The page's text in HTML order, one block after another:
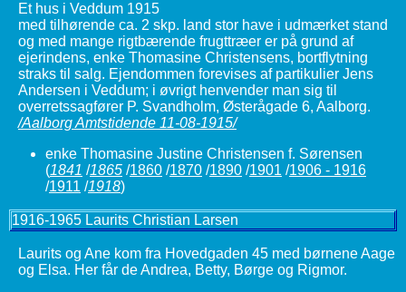
Et hus i Veddum 1915
med tilhørende ca. 2 skp. land stor have i udmærket stand
og med mange rigtbærende frugttræer er på grund af
ejerindens, enke Thomasine Christensens, bortflytning
straks til salg. Ejendommen forevises af partikulier Jens
Andersen i Veddum; i øvrigt henvender man sig til
overretssagfører P. Svandholm, Østerågade 6, Aalborg.
/Aalborg Amtstidende 11-08-1915/
enke Thomasine Justine Christensen f. Sørensen
(1841 /1865 /1860 /1870 /1890 /1901 /1906 - 1916
/1911 /1918)
1916-1965 Laurits Christian Larsen
Laurits og Ane kom fra Hovedgaden 45 med børnene Aage
og Elsa. Her får de Andrea, Betty, Børge og Rigmor.